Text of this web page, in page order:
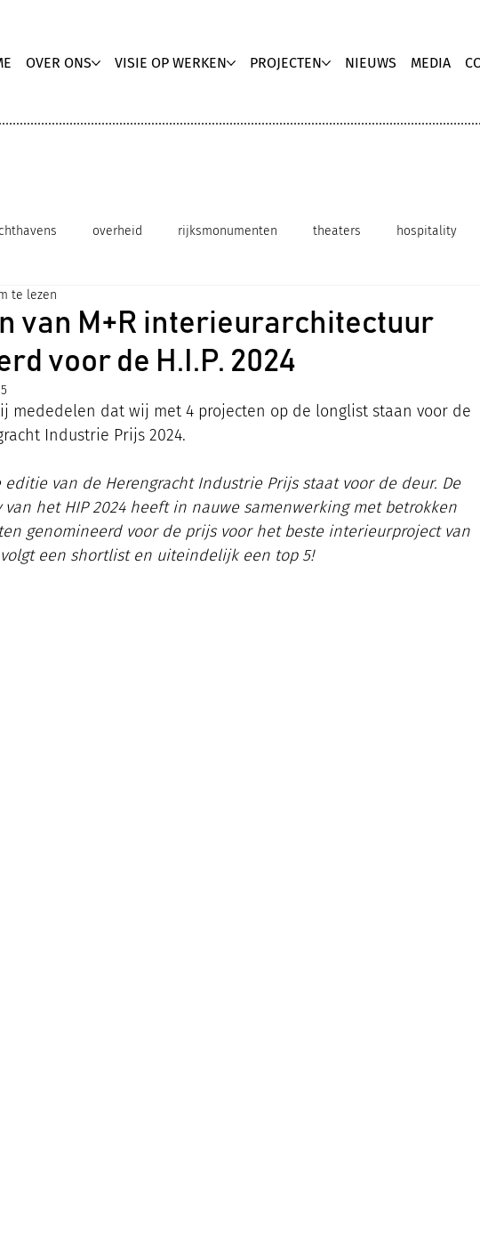
OVER ONS VISIE OP WERKEN PROJECTEN NIEUWS MEDIA
overheid rijksmonumenten theaters hospitality
kantoor
ontwerp Media publicatie
van M+R interieurarchitectuur
voor de H.I.P. 2024
te lezen
mededelen dat wij met 4 projecten op de longlist staan voor de
Industrie Prijs 2024.
van de Herengracht Industrie Prijs staat voor de deur. De
het HIP 2024 heeft in nauwe samenwerking met betrokken
genomineerd voor de prijs voor het beste interieurproject van
een shortlist en uiteindelijk een top 5!